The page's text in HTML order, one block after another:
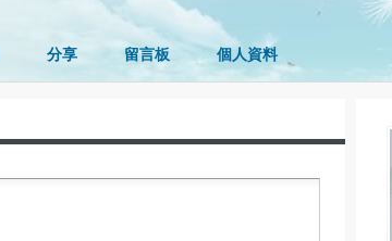
分享 留言板 個人資料